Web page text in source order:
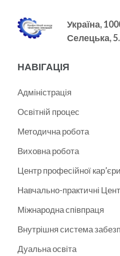
Україна,
Селецька, 5.
НАВІГАЦІЯ
Адміністрація
Освітній процес
Методична робота
Виховна робота
Центр професійної кар’єри
Навчально-практичні
Міжнародна співпраця
Внутрішня система
Дуальна освіта